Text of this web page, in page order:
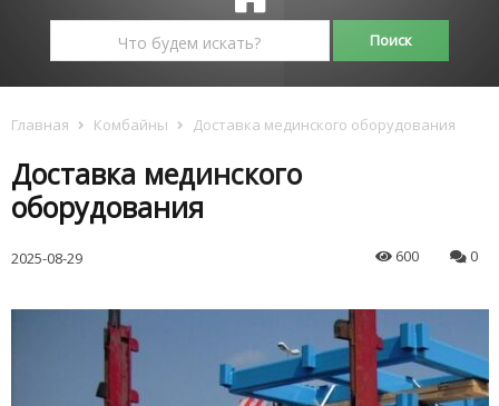
Главная Комбайны Доставка мединского оборудования
Доставка мединского
оборудования
2025-08-29 600 0